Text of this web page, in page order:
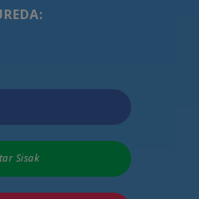
Sisak